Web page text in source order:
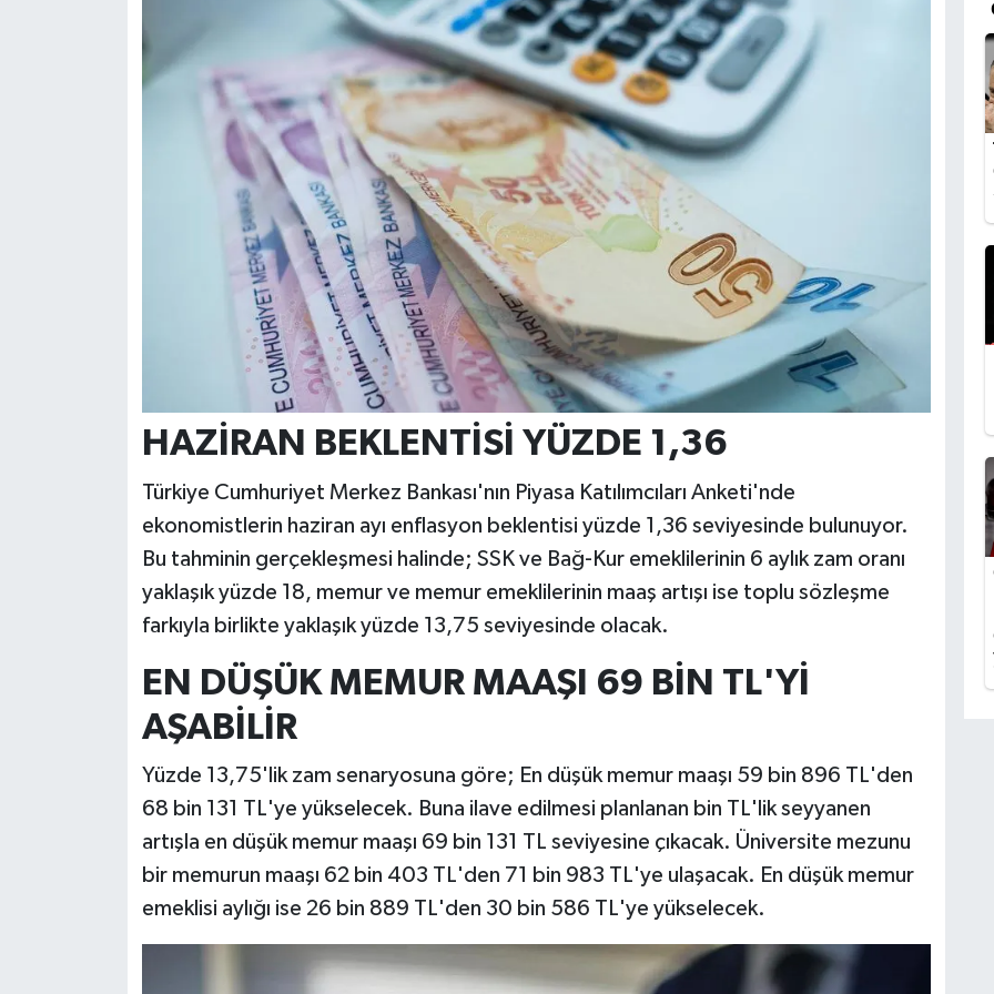
HAZİRAN BEKLENTİSİ YÜZDE 1,36
Türkiye Cumhuriyet Merkez Bankası'nın Piyasa Katılımcıları Anketi'nde
ekonomistlerin haziran ayı enflasyon beklentisi yüzde 1,36 seviyesinde bulunuyor.
Bu tahminin gerçekleşmesi halinde; SSK ve Bağ-Kur emeklilerinin 6 aylık zam oranı
yaklaşık yüzde 18, memur ve memur emeklilerinin maaş artışı ise toplu sözleşme
farkıyla birlikte yaklaşık yüzde 13,75 seviyesinde olacak.
EN DÜŞÜK MEMUR MAAŞI 69 BİN TL'Yİ
AŞABİLİR
Yüzde 13,75'lik zam senaryosuna göre; En düşük memur maaşı 59 bin 896 TL'den
68 bin 131 TL'ye yükselecek. Buna ilave edilmesi planlanan bin TL'lik seyyanen
artışla en düşük memur maaşı 69 bin 131 TL seviyesine çıkacak. Üniversite mezunu
bir memurun maaşı 62 bin 403 TL'den 71 bin 983 TL'ye ulaşacak. En düşük memur
emeklisi aylığı ise 26 bin 889 TL'den 30 bin 586 TL'ye yükselecek.